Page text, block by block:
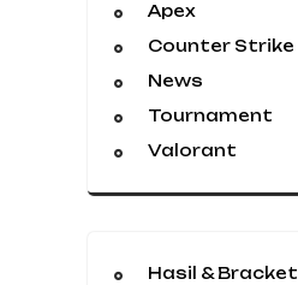
Apex
Counter Strike
News
Tournament
Valorant
Hasil & Bracket